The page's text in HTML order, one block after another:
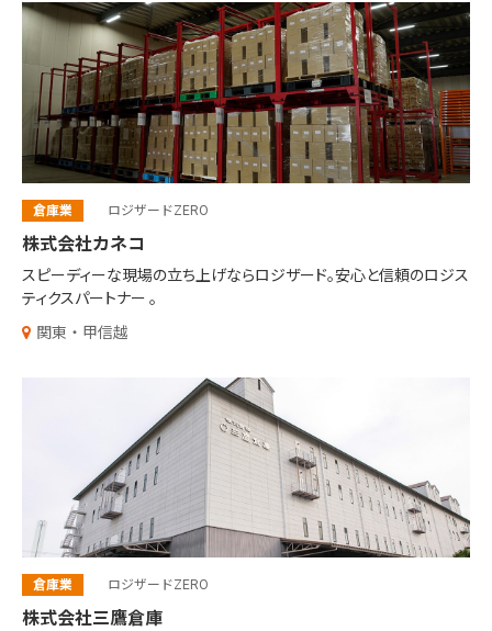
倉庫業 ロジザードZERO
株式会社カネコ
スピーディーな現場の立ち上げならロジザード。安心と信頼のロジス
ティクスパートナー 。
関東・甲信越
倉庫業 ロジザードZERO
株式会社三鷹倉庫